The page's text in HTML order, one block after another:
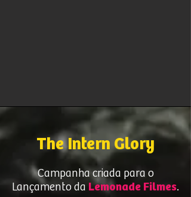
The Intern Glory
Campanha criada para o
Lançamento da Lemonade Filmes.